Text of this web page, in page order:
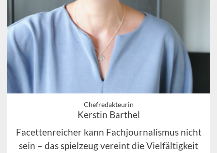
Chefredakteurin
Kerstin Barthel
Facettenreicher kann Fachjournalismus nicht
sein – das spielzeug vereint die Vielfältigkeit